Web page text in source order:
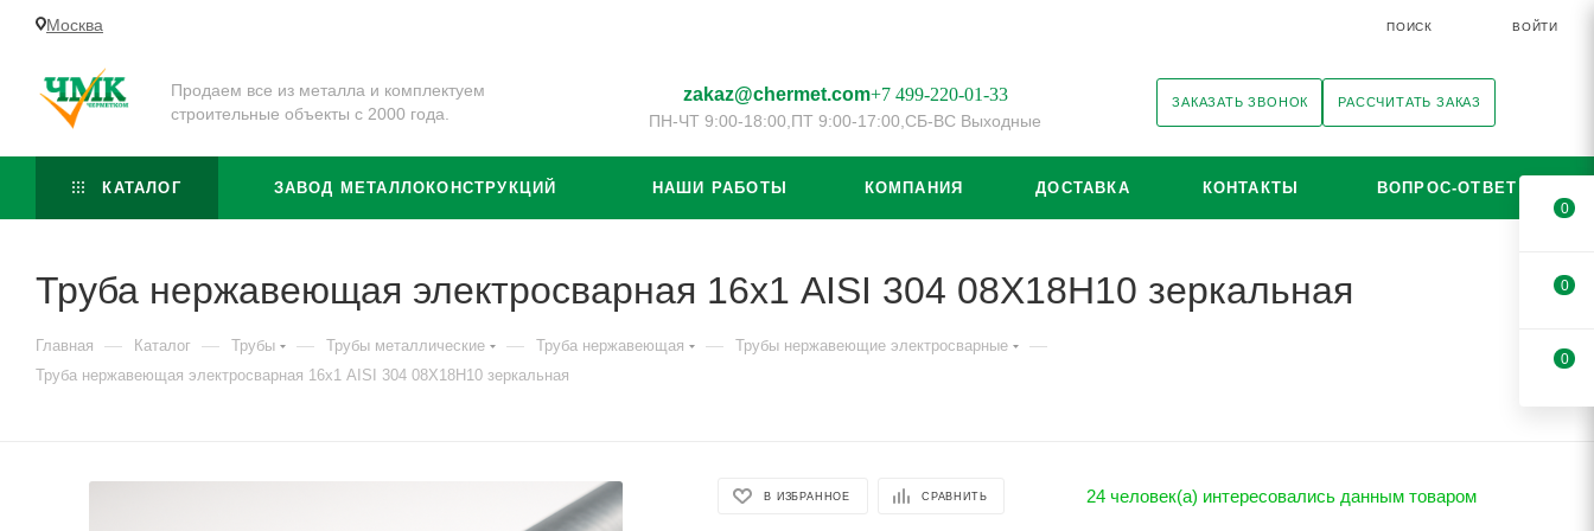
Москва ПОИСК ВОЙТИ
Продаем все из металла и комплектуем
строительные объекты с 2000 года.
zakaz@chermet.com+7 499-220-01-33
ПН-ЧТ 9:00-18:00, ПТ 9:00-17:00, СБ-ВС Выходные
ЗАКАЗАТЬ ЗВОНОК РАССЧИТАТЬ ЗАКАЗ
КАТАЛОГ ЗАВОД МЕТАЛЛОКОНСТРУКЦИЙ НАШИ РАБОТЫ КОМПАНИЯ ДОСТАВКА КОНТАКТЫ ВОПРОС-ОТВЕТ
Труба нержавеющая электросварная 16х1 AISI 304 08Х18Н10 зеркальная
Главная — Каталог — Трубы — Трубы металлические — Труба нержавеющая — Трубы нержавеющие электросварные —
Труба нержавеющая электросварная 16х1 AISI 304 08Х18Н10 зеркальная
В ИЗБРАННОЕ СРАВНИТЬ 24 человек(а) интересовались данным товаром
0
0
0